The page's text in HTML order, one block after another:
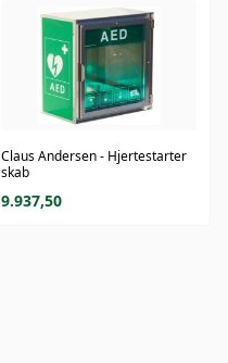
Claus Andersen - Hjertestarter
skab
9.937,50